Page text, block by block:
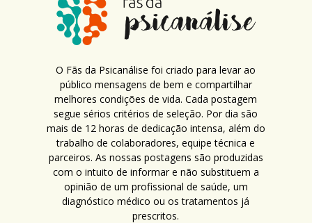
O Fãs da Psicanálise foi criado para levar ao
público mensagens de bem e compartilhar
melhores condições de vida. Cada postagem
segue sérios critérios de seleção. Por dia são
mais de 12 horas de dedicação intensa, além do
trabalho de colaboradores, equipe técnica e
parceiros. As nossas postagens são produzidas
com o intuito de informar e não substituem a
opinião de um profissional de saúde, um
diagnóstico médico ou os tratamentos já
prescritos.